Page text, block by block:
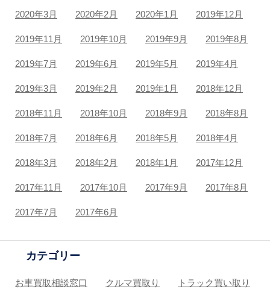
2020年3月 2020年2月 2020年1月 2019年12月
2019年11月 2019年10月 2019年9月 2019年8月
2019年7月 2019年6月 2019年5月 2019年4月
2019年3月 2019年2月 2019年1月 2018年12月
2018年11月 2018年10月 2018年9月 2018年8月
2018年7月 2018年6月 2018年5月 2018年4月
2018年3月 2018年2月 2018年1月 2017年12月
2017年11月 2017年10月 2017年9月 2017年8月
2017年7月 2017年6月
カテゴリー
お車買取相談窓口 クルマ買取り トラック買い取り